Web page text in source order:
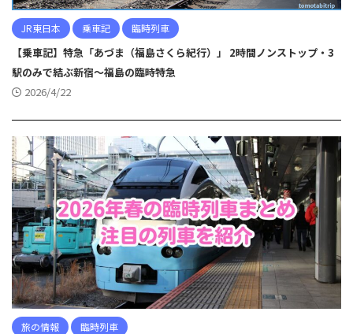
JR東日本 乗車記 臨時列車
【乗車記】特急「あづま（福島さくら紀行）」 2時間ノンストップ・3
駅のみで結ぶ新宿〜福島の臨時特急
2026/4/22
旅の情報 臨時列車